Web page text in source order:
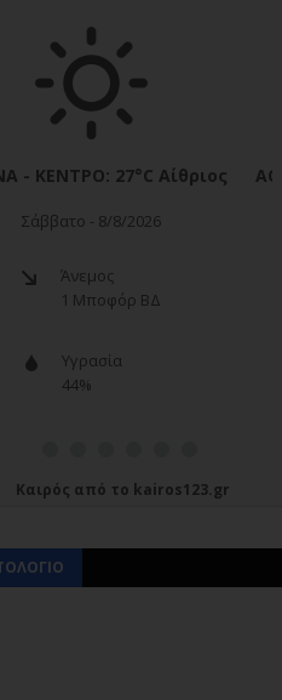
Καιρός από το kairos123.gr